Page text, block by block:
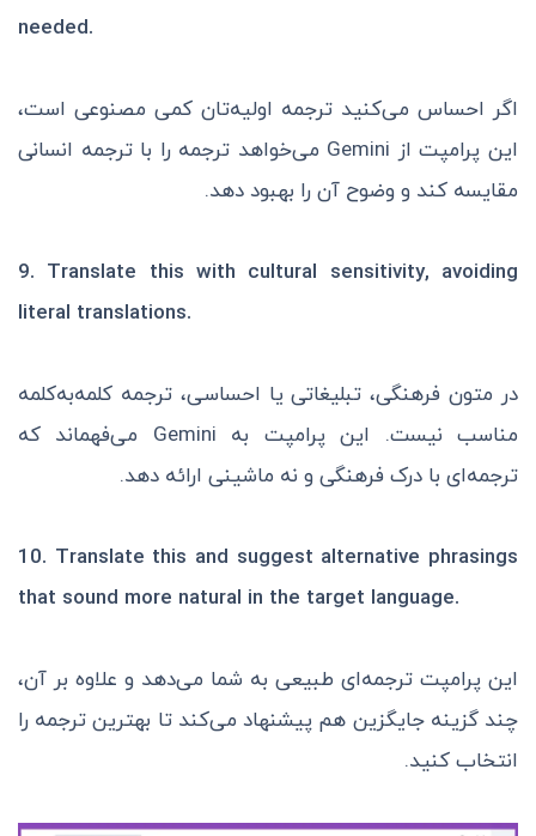
needed.
اگر احساس می‌کنید ترجمه اولیه‌تان کمی مصنوعی است،
این پرامپت از Gemini می‌خواهد ترجمه را با ترجمه انسانی
مقایسه کند و وضوح آن را بهبود دهد.
9. Translate this with cultural sensitivity, avoiding
literal translations.
در متون فرهنگی، تبلیغاتی یا احساسی، ترجمه کلمه‌به‌کلمه
مناسب نیست. این پرامپت به Gemini می‌فهماند که
ترجمه‌ای با درک فرهنگی و نه ماشینی ارائه دهد.
10. Translate this and suggest alternative phrasings
that sound more natural in the target language.
این پرامپت ترجمه‌ای طبیعی به شما می‌دهد و علاوه بر آن،
چند گزینه جایگزین هم پیشنهاد می‌کند تا بهترین ترجمه را
انتخاب کنید.